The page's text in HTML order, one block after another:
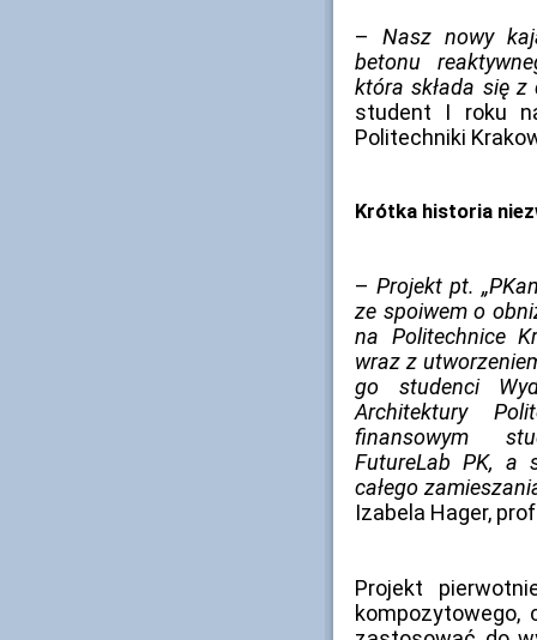
– Nasz nowy
betonu
która składa się z
student I roku
Politechniki
Krótka historia
– Projekt pt.
ze spoiwem o
na Politechnice
wraz z
go studenci
Architektury
finansowym
FutureLab PK, a
całego
Izabela Hager,
Projekt